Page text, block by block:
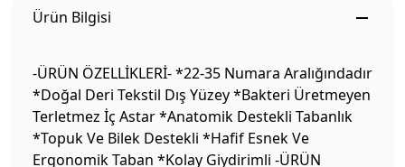
Ürün Bilgisi
-ÜRÜN ÖZELLİKLERİ- *22-35 Numara Aralığındadır
*Doğal Deri Tekstil Dış Yüzey *Bakteri Üretmeyen
Terletmez İç Astar *Anatomik Destekli Tabanlık
*Topuk Ve Bilek Destekli *Hafif Esnek Ve
Ergonomik Taban *Kolay Giydirimli -ÜRÜN